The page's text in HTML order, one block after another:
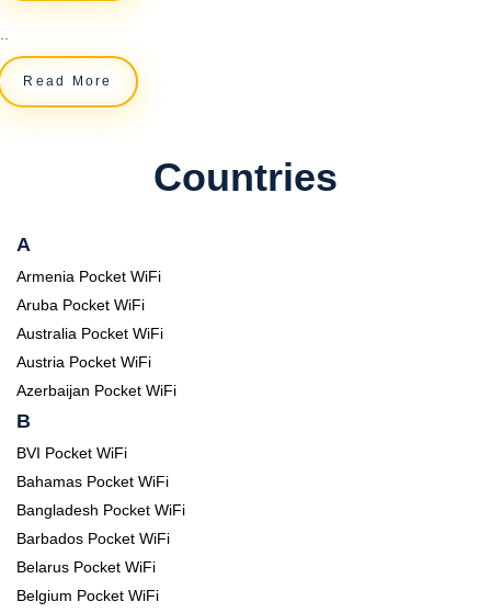
Read More
Countries
A
Armenia Pocket WiFi
Aruba Pocket WiFi
Australia Pocket WiFi
Austria Pocket WiFi
Azerbaijan Pocket WiFi
B
BVI Pocket WiFi
Bahamas Pocket WiFi
Bangladesh Pocket WiFi
Barbados Pocket WiFi
Belarus Pocket WiFi
Belgium Pocket WiFi